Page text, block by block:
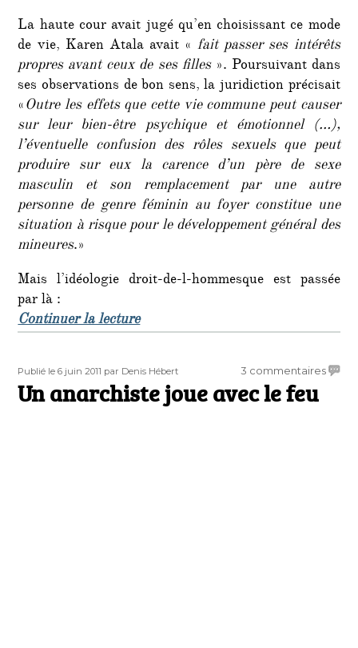
La haute cour avait jugé qu’en choisissant ce mode
de vie, Karen Atala avait « fait passer ses intérêts
propres avant ceux de ses filles». Poursuivant dans
ses observations de bon sens, la juridiction précisait
«Outre les effets que cette vie commune peut causer
sur leur bien-être psychique et émotionnel (…),
l’éventuelle confusion des rôles sexuels que peut
produire sur eux la carence d’un père de sexe
masculin et son remplacement par une autre
personne de genre féminin au foyer constitue une
situation à risque pour le développement général des
mineures.»
Mais l’idéologie droit-de-l-hommesque est passée
par là :
Continuer la lecturede « Dictature homofolle : le Chili
Publié
le
Publié le 6 juin 2011 Auteur
par Denis Hébert 3 commentairessur
Un anarchiste joue avec le feu